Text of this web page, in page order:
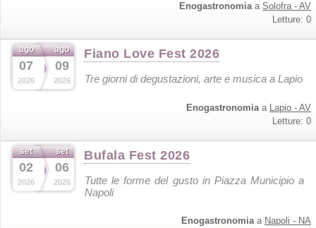
Enogastronomiaa Solofra - AV
Letture: 0
ago
07
2026
ago
09
2026
Fiano Love Fest 2026
Tre giorni di degustazioni, arte e musica a Lapio
Enogastronomiaa Lapio - AV
Letture: 0
set
02
2026
set
06
2026
Bufala Fest 2026
Tutte le forme del gusto in Piazza Municipio a
Napoli
Enogastronomiaa Napoli - NA